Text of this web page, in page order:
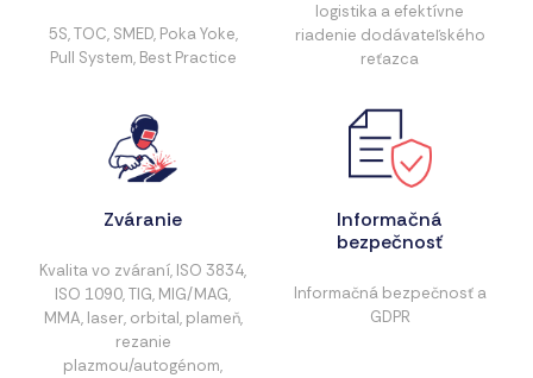
5S, TOC, SMED, Poka Yoke,
Pull System, Best Practice
logistika a efektívne
riadenie dodávateľského
reťazca
Zváranie
Kvalita vo zváraní, ISO 3834,
ISO 1090, TIG, MIG/MAG,
MMA, laser, orbital, plameň,
rezanie
plazmou/autogénom,
Informačná
bezpečnosť
Informačná bezpečnosť a
GDPR